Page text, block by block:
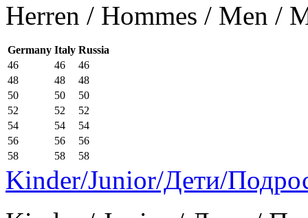
Herren / Hommes / Men /
Germany Italy Russia
46
46
46
48
48
48
50
50
50
52
52
52
54
54
54
56
56
56
58
58 58
Kinder/Junior/Дети/